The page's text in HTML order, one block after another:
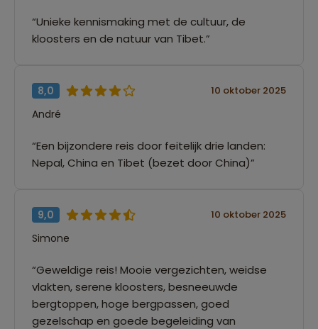
“Unieke kennismaking met de cultuur, de
kloosters en de natuur van Tibet.”
8,0 10 oktober 2025
André
“Een bijzondere reis door feitelijk drie landen:
Nepal, China en Tibet (bezet door China)”
9,0 10 oktober 2025
Simone
“Geweldige reis! Mooie vergezichten, weidse
vlakten, serene kloosters, besneeuwde
bergtoppen, hoge bergpassen, goed
gezelschap en goede begeleiding van